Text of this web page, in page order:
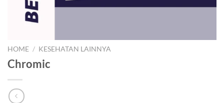
HOME / KESEHATAN LAINNYA
Chromic